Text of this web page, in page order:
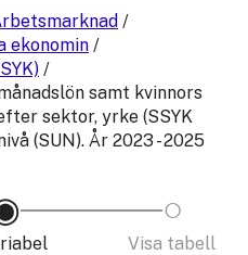
/
ekonomin /
/
samt kvinnors
sektor, yrke (SSYK
(SUN). År 2023 - 2025
Visa tabell